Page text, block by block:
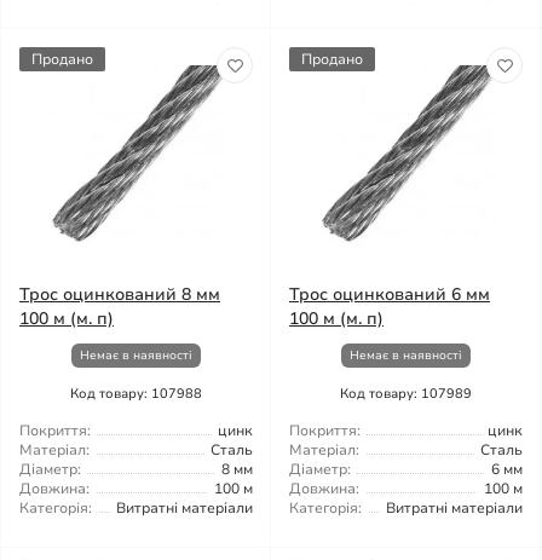
Продано
Трос оцинкований 8 мм
100 м (м. п)
Немає в наявності
Код товару: 107988
Покриття:
цинк
Матеріал:
Сталь
Діаметр:
8 мм
Довжина:
100 м
Категорія:
Витратні матеріали
Продано
Трос оцинкований 6 мм
100 м (м. п)
Немає в наявності
Код товару: 107989
Покриття:
цинк
Матеріал:
Сталь
Діаметр:
6 мм
Довжина:
100 м
Категорія:
Витратні матеріали